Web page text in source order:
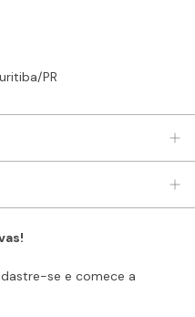
PR
se e comece a